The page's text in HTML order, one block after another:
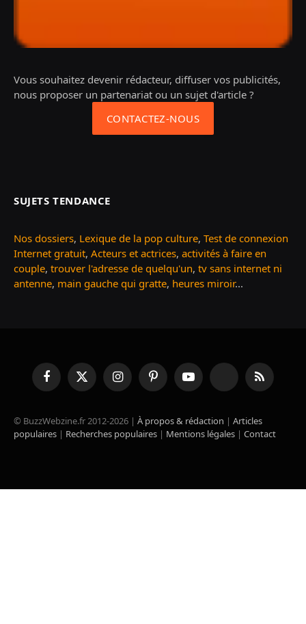
Vous souhaitez devenir rédacteur, diffuser vos publicités,
nous proposer un partenariat ou un sujet d'article ?
CONTACTEZ-NOUS
SUJETS TENDANCE
Nos dossiers, Lexique de la pop culture, Test de connexion
Internet gratuit, Acteurs et actrices, activités à faire en
couple, trouver l'adresse de quelqu'un, tv sans internet ni
antenne, main gauche qui gratte, heures miroir...
FacebookX
(Twitter)
InstagramPinterestYouTube TikTok RSS
© BuzzWebzine.fr 2012-2026 | À propos & rédaction | Articles
populaires | Recherches populaires | Mentions légales | Contact